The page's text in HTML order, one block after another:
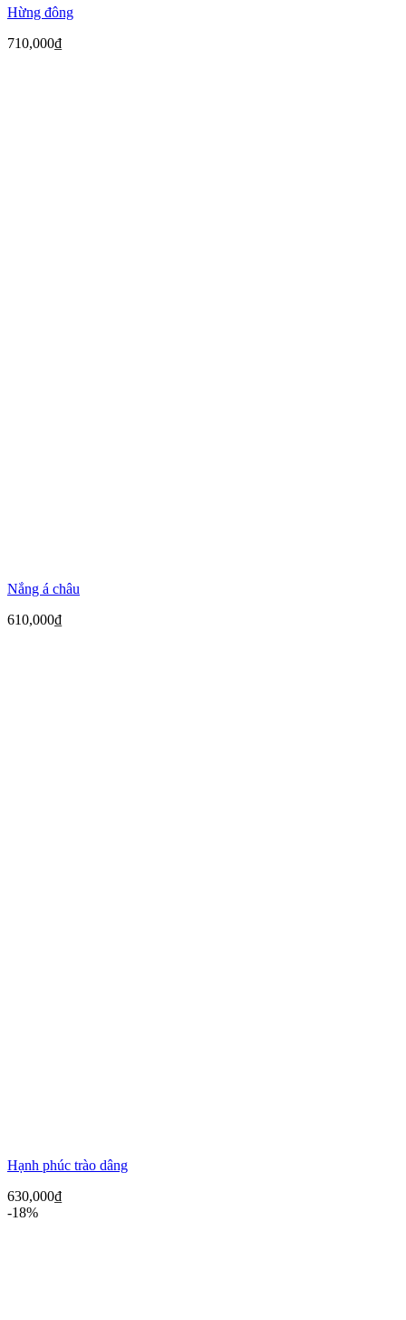
Hừng đông
710,000₫
Nắng á châu
610,000₫
Hạnh phúc trào dâng
630,000₫
-18%